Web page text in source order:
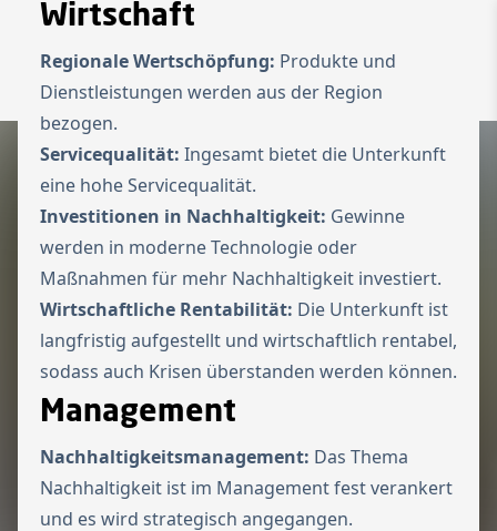
Switch to
Wirtschaft
Regionale Wertschöpfung: Produkte und
Dienstleistungen werden aus der Region
bezogen.
Servicequalität: Ingesamt bietet die Unterkunft
eine hohe Servicequalität.
Investitionen in Nachhaltigkeit: Gewinne
werden in moderne Technologie oder
Maßnahmen für mehr Nachhaltigkeit investiert.
Wirtschaftliche Rentabilität: Die Unterkunft ist
langfristig aufgestellt und wirtschaftlich rentabel,
sodass auch Krisen überstanden werden können.
Management
Nachhaltigkeitsmanagement: Das Thema
Nachhaltigkeit ist im Management fest verankert
und es wird strategisch angegangen.